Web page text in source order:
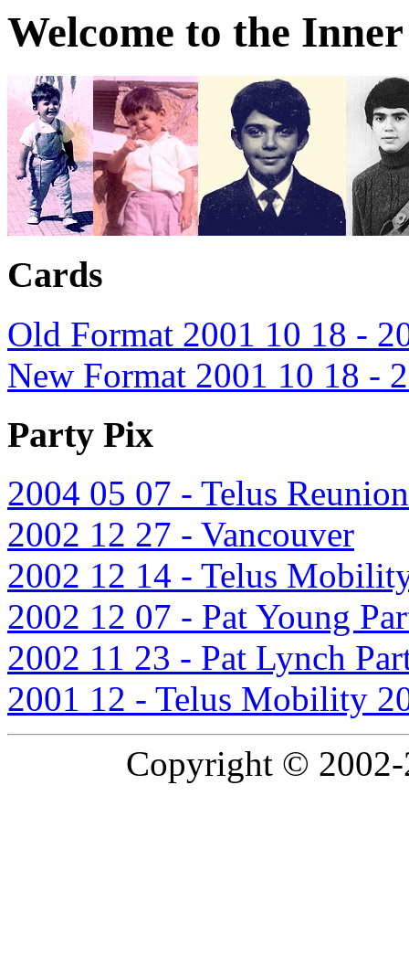
Welcome to the
Cards
Old Format 2001 10 18 -
New Format 2001 10 18 -
Party Pix
2004 05 07 - Telus Reunion
2002 12 27 - Vancouver
2002 12 14 - Telus
2002 12 07 - Pat Young
2002 11 23 - Pat Lynch
2001 12 - Telus Mobility
Copyright ©